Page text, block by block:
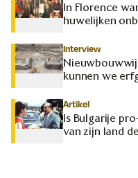
In Florence
huwelijken
Interview
kunnen we
Artikel
Is Bulgarije
van zijn land